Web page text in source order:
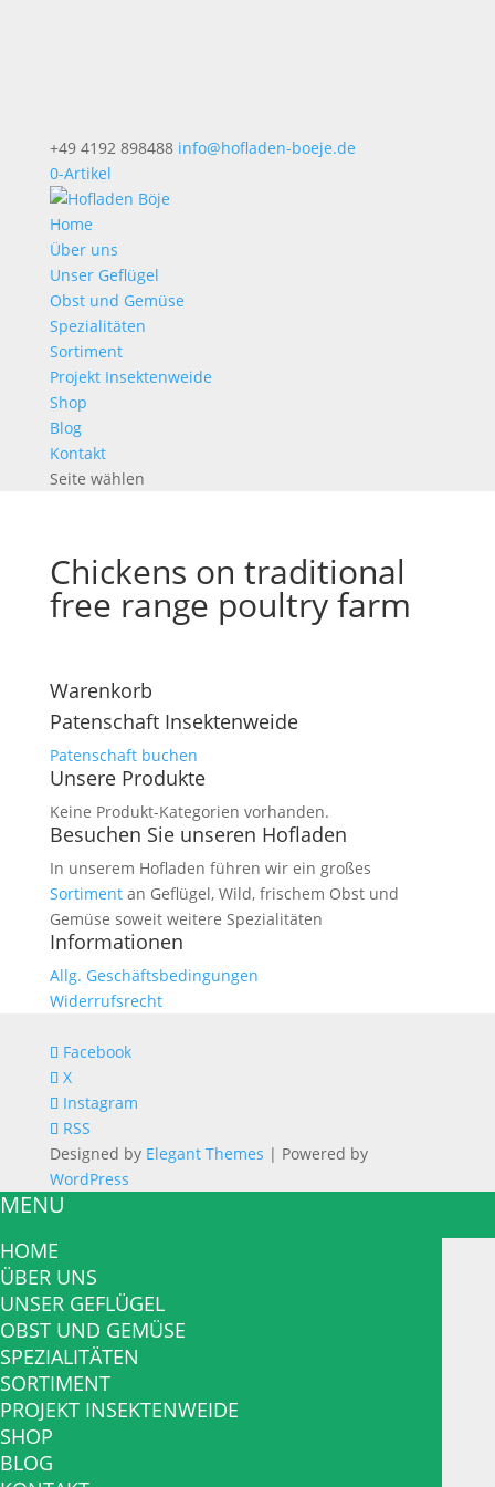
+49 4192 898488 info@hofladen-boeje.de
0-Artikel
Home
Über uns
Unser Geflügel
Obst und Gemüse
Spezialitäten
Sortiment
Projekt Insektenweide
Shop
Blog
Kontakt
Seite wählen
Chickens on traditional
free range poultry farm
Warenkorb
Patenschaft Insektenweide
Patenschaft buchen
Unsere Produkte
Keine Produkt-Kategorien vorhanden.
Besuchen Sie unseren Hofladen
In unserem Hofladen führen wir ein großes
Sortimentan Geflügel, Wild, frischem Obst und
Gemüse soweit weitere Spezialitäten
Informationen
Allg. Geschäftsbedingungen
Widerrufsrecht
Facebook
X
Instagram
RSS
Designed by Elegant Themes | Powered by
WordPress
MENU
HOME
ÜBER UNS
UNSER GEFLÜGEL
OBST UND GEMÜSE
SPEZIALITÄTEN
SORTIMENT
PROJEKT INSEKTENWEIDE
SHOP
BLOG